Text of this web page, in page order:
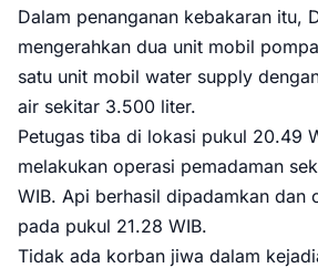
Dalam penanganan kebakaran itu,
mengerahkan dua unit mobil
satu unit mobil water supply
air sekitar 3.500 liter.
Petugas tiba di lokasi pukul 20.49
melakukan operasi pemadaman
WIB. Api berhasil dipadamkan dan
pada pukul 21.28 WIB.
Tidak ada korban jiwa dalam